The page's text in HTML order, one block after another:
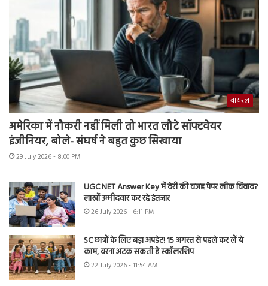
वायरल
अमेरिका में नौकरी नहीं मिली तो भारत लौटे सॉफ्टवेयर
इंजीनियर, बोले- संघर्ष ने बहुत कुछ सिखाया
29 July 2026 - 8:00 PM
UGC NET Answer Key में देरी की वजह पेपर लीक विवाद?
लाखों उम्मीदवार कर रहे इंतजार
26 July 2026 - 6:11 PM
SC छात्रों के लिए बड़ा अपडेट! 15 अगस्त से पहले कर लें ये
काम, वरना अटक सकती है स्कॉलरशिप
22 July 2026 - 11:54 AM